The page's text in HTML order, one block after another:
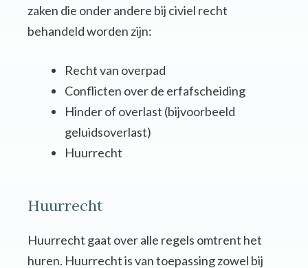
zaken die onder andere bij civiel recht
behandeld worden zijn:
Recht van overpad
Conflicten over de erfafscheiding
Hinder of overlast (bijvoorbeeld
geluidsoverlast)
Huurrecht
Huurrecht
Huurrecht gaat over alle regels omtrent het
huren. Huurrecht is van toepassing zowel bij